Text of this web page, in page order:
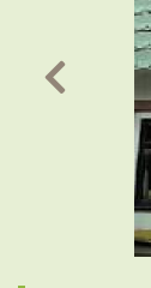
前の画像へ